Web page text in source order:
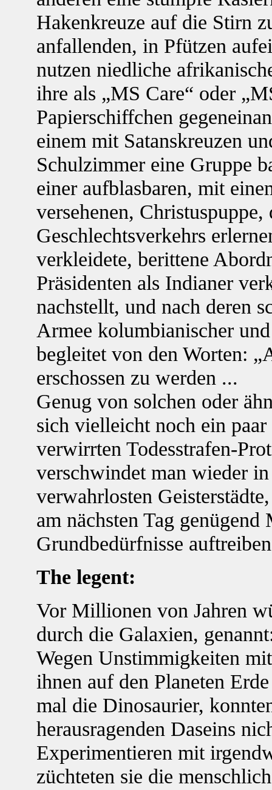
Hakenkreuze auf die Stirn
anfallenden, in Pfützen
nutzen niedliche
ihre als „MS Care“ oder
Papierschiffchen
einem mit Satanskreuzen
Schulzimmer eine Gruppe
einer aufblasbaren, mit
versehenen,
Geschlechtsverkehrs
verkleidete, berittene
Präsidenten als Indianer
nachstellt, und nach deren
Armee kolumbianischer
begleitet von den Worten:
erschossen zu werden ...
Genug von solchen oder
sich vielleicht noch ein
verwirrten Todesstrafen-
verschwindet man wieder
verwahrlosten
am nächsten Tag
Grundbedürfnisse
The legent:
Vor Millionen von Jahren
durch die Galaxien,
Wegen Unstimmigkeiten
ihnen auf den Planeten
mal die Dinosaurier,
herausragenden Daseins
Experimentieren mit
züchteten sie die